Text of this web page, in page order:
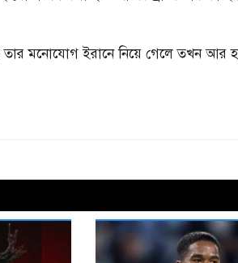
তার মনোযোগ ইরানে নিয়ে গেলে তখন আর